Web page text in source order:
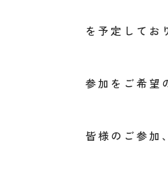
を予定してお
参加をご希
皆様のご参加